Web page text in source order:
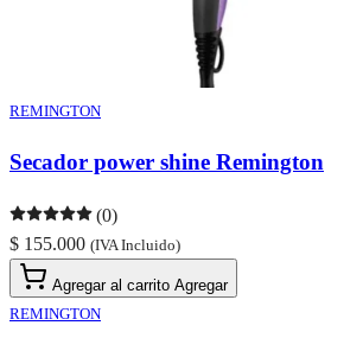
REMINGTON
Secador power shine Remington
(0)
$ 155.000 (IVA Incluido)
Agregar al carrito Agregar
REMINGTON